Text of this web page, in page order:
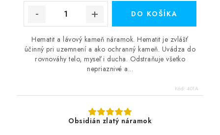
DO KOŠÍKA
Hematit a lávový kameň náramok. Hematit je zvlášť
účinný pri uzemnení a ako ochranný kameň. Uvádza do
rovnováhy telo, myseľ i ducha. Odstraňuje všetko
nepriaznivé a...
Kód: 401A
Obsidián zlatý náramok